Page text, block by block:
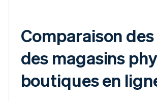
Comparaison
des magasins
boutiques en